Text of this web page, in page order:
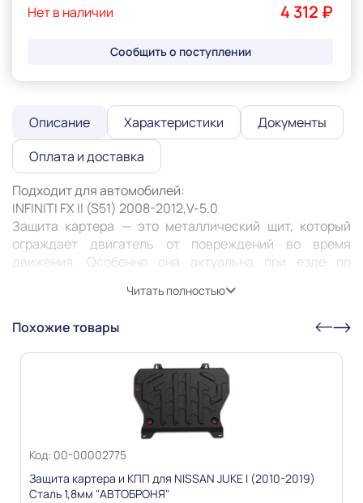
Нет в наличии 4 312 ₽
Сообщить о поступлении
Описание Характеристики
Документы
Оплата и доставка
Подходит для автомобилей:
INFINITI FX II (S51) 2008-2012,V-5.0
Защита картера — это металлический щит, который
ограждает двигатель от повреждений во время
движения. Особенно она актуальна при езде по
камни. Защита может предотвратить деформацию или
Информация о технических характеристиках,
комплекте поставки, стране изготовления, внешнем
виде и цвете товара носит справочный характер и
основывается на последних доступных к моменту
публикации сведениях
Читать полностью
Похожие товары
Код: 00-00002775
Защита картера и КПП для NISSAN JUKE I (2010-2019)
Сталь 1,8мм "АВТОБРОНЯ"